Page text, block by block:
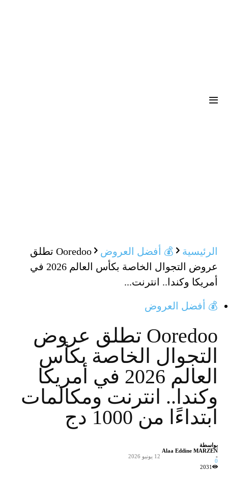
الرئيسية 💰 أفضل العروض
Ooredoo تطلق
عروض التجوال الخاصة بكأس العالم 2026 في
أمريكا وكندا.. انترنت...
💰 أفضل العروض
Ooredoo تطلق عروض
التجوال الخاصة بكأس
العالم 2026 في أمريكا
وكندا.. انترنت ومكالمات
ابتداءًا من 1000 دج
بواسطة
Alaa Eddine MARZEN
-
12 يونيو 2026
0
2031